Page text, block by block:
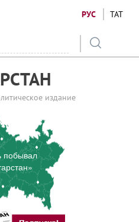
РУС ТАТ
издание
побывал